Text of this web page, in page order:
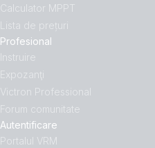
Calculator MPPT
Lista de prețuri
Profesional
Instruire
Expozanţi
Victron Professional
Forum comunitate
Autentificare
Portalul VRM